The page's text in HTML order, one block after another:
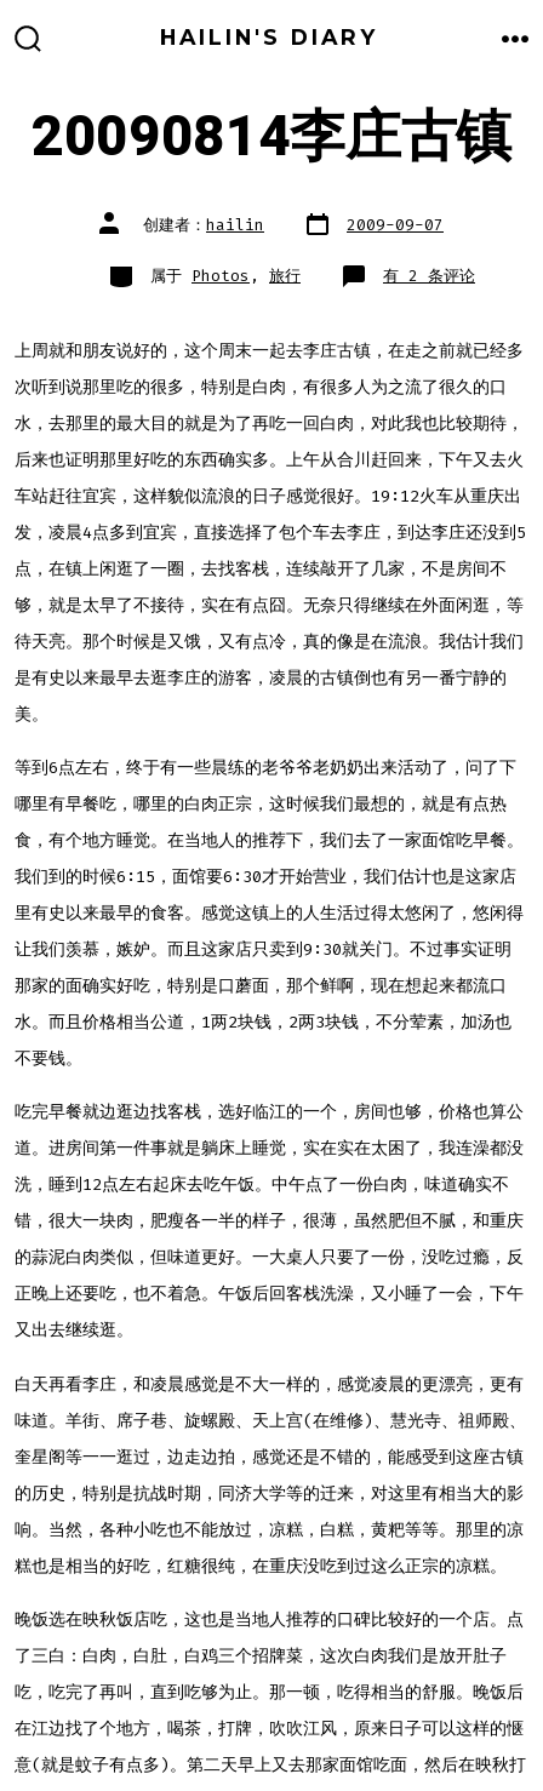
HAILIN'S DIARY
20090814李庄古镇
文
章 创建者： hailin 文
章
2009-09-07
类
别 属于 Photos , 旅行 20090814
李
有 2 条评论
上周就和朋友说好的，这个周末一起去李庄古镇，在走之前就已经多
次听到说那里吃的很多，特别是白肉，有很多人为之流了很久的口
水，去那里的最大目的就是为了再吃一回白肉，对此我也比较期待，
后来也证明那里好吃的东西确实多。上午从合川赶回来，下午又去火
车站赶往宜宾，这样貌似流浪的日子感觉很好。19:12火车从重庆出
发，凌晨4点多到宜宾，直接选择了包个车去李庄，到达李庄还没到5
点，在镇上闲逛了一圈，去找客栈，连续敲开了几家，不是房间不
够，就是太早了不接待，实在有点囧。无奈只得继续在外面闲逛，等
待天亮。那个时候是又饿，又有点冷，真的像是在流浪。我估计我们
是有史以来最早去逛李庄的游客，凌晨的古镇倒也有另一番宁静的
美。
等到6点左右，终于有一些晨练的老爷爷老奶奶出来活动了，问了下
哪里有早餐吃，哪里的白肉正宗，这时候我们最想的，就是有点热
食，有个地方睡觉。在当地人的推荐下，我们去了一家面馆吃早餐。
我们到的时候6:15，面馆要6:30才开始营业，我们估计也是这家店
里有史以来最早的食客。感觉这镇上的人生活过得太悠闲了，悠闲得
让我们羡慕，嫉妒。而且这家店只卖到9:30就关门。不过事实证明
那家的面确实好吃，特别是口蘑面，那个鲜啊，现在想起来都流口
水。而且价格相当公道，1两2块钱，2两3块钱，不分荤素，加汤也
不要钱。
吃完早餐就边逛边找客栈，选好临江的一个，房间也够，价格也算公
道。进房间第一件事就是躺床上睡觉，实在实在太困了，我连澡都没
洗，睡到12点左右起床去吃午饭。中午点了一份白肉，味道确实不
错，很大一块肉，肥瘦各一半的样子，很薄，虽然肥但不腻，和重庆
的蒜泥白肉类似，但味道更好。一大桌人只要了一份，没吃过瘾，反
正晚上还要吃，也不着急。午饭后回客栈洗澡，又小睡了一会，下午
又出去继续逛。
白天再看李庄，和凌晨感觉是不大一样的，感觉凌晨的更漂亮，更有
味道。羊街、席子巷、旋螺殿、天上宫(在维修)、慧光寺、祖师殿、
奎星阁等一一逛过，边走边拍，感觉还是不错的，能感受到这座古镇
的历史，特别是抗战时期，同济大学等的迁来，对这里有相当大的影
响。当然，各种小吃也不能放过，凉糕，白糕，黄粑等等。那里的凉
糕也是相当的好吃，红糖很纯，在重庆没吃到过这么正宗的凉糕。
晚饭选在映秋饭店吃，这也是当地人推荐的口碑比较好的一个店。点
了三白：白肉，白肚，白鸡三个招牌菜，这次白肉我们是放开肚子
吃，吃完了再叫，直到吃够为止。那一顿，吃得相当的舒服。晚饭后
在江边找了个地方，喝茶，打牌，吹吹江风，原来日子可以这样的惬
意(就是蚊子有点多)。第二天早上又去那家面馆吃面，然后在映秋打